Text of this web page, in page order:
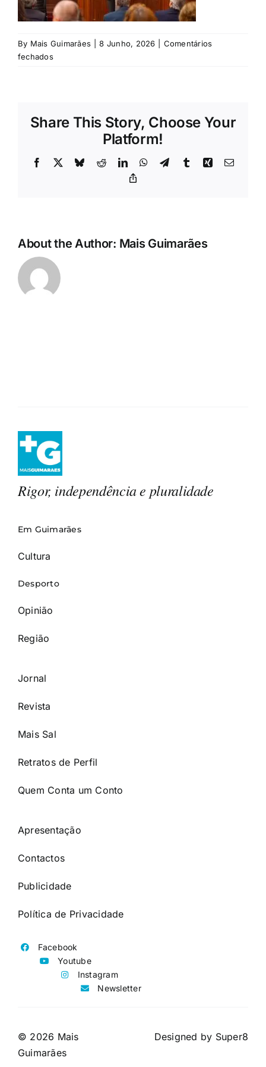
Rubricas
Jornal
By Mais Guimarães 8 Junho, 2026
Comentários
fechadosem
Share This Story, Choose Your
Platform!
Facebook BlueskyRedditLinkedInWhatsApp
TelegramTumblrXing Email
About the Author: Mais Guimarães
Rigor, independência e pluralidade
Em Guimarães
Cultura
Desporto
Opinião
Região
Jornal
Revista
Mais Sal
Retratos de Perfil
Quem Conta um Conto
Apresentação
Contactos
Publicidade
Política de Privacidade
Facebook
Youtube
Instagram
Newsletter
© 2026 Mais
Guimarães
Designed by Super8